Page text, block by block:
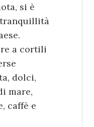
si è
tranquillità
a cortili
dolci,
mare,
caffè e